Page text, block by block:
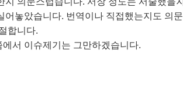
어놓았습니다. 번역이나 직접했는지도 의문
합니다.
서 이슈제기는 그만하겠습니다.